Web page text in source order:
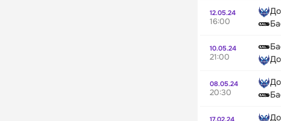
12.05.24
16:00
10.05.24
21:00
08.05.24
20:30
17.02.24